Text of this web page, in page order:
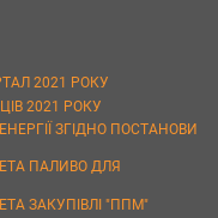
2021 РОКУ
2021 РОКУ
ЗГІДНО ПОСТАНОВИ
ПАЛИВО ДЛЯ
ЗАКУПІВЛІ "ППМ"